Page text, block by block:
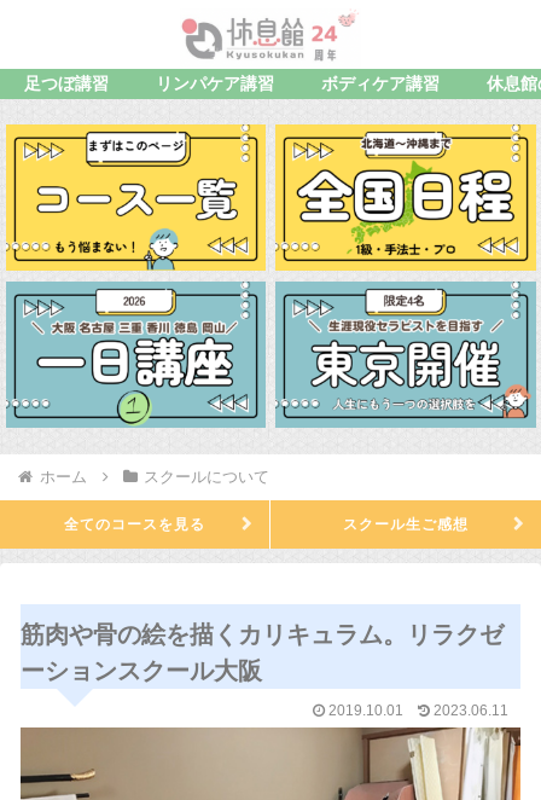
足つぼ講習 リンパケア講習 ボディケア講習 休息
ホーム スクールについて
全てのコースを見る スクール生ご感想
筋肉や骨の絵を描くカリキュラム。リラクゼ
ーションスクール大阪
2019.10.01 2023.06.11